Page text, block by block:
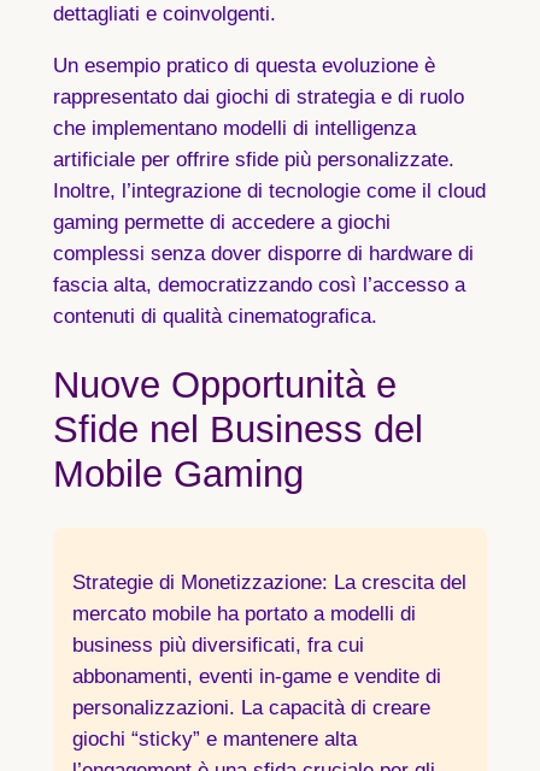
dettagliati e coinvolgenti.
Un esempio pratico di questa evoluzione è
rappresentato dai giochi di strategia e di ruolo
che implementano modelli di intelligenza
artificiale per offrire sfide più personalizzate.
Inoltre, l’integrazione di tecnologie come il cloud
gaming permette di accedere a giochi
complessi senza dover disporre di hardware di
fascia alta, democratizzando così l’accesso a
contenuti di qualità cinematografica.
Nuove Opportunità e
Sfide nel Business del
Mobile Gaming
Strategie di Monetizzazione: La crescita del
mercato mobile ha portato a modelli di
business più diversificati, fra cui
abbonamenti, eventi in-game e vendite di
personalizzazioni. La capacità di creare
giochi “sticky” e mantenere alta